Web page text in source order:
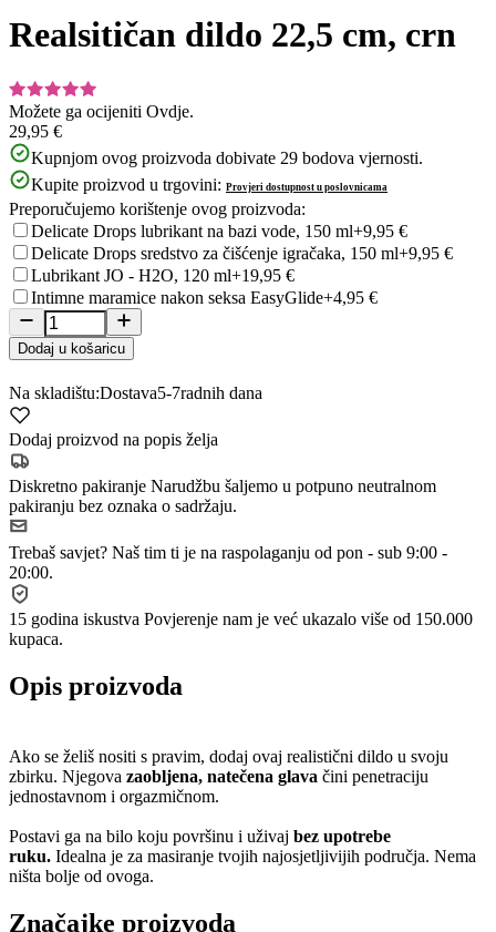
of
Realsitičan dildo 22,5 cm, crn
Možete ga ocijeniti Ovdje.
29,95 €
Kupnjom ovog proizvoda dobivate 29 bodova vjernosti.
Kupite proizvod u trgovini: Provjeri dostupnost u poslovnicama
Preporučujemo korištenje ovog proizvoda:
Delicate Drops lubrikant na bazi vode, 150 ml+9,95 €
Delicate Drops sredstvo za čišćenje igračaka, 150 ml+9,95 €
Lubrikant JO - H2O, 120 ml+19,95 €
Intimne maramice nakon seksa EasyGlide+4,95 €
Dodaj u košaricu
Na skladištu:Dostava5-7radnih dana
Dodaj proizvod na popis želja
Diskretno pakiranje Narudžbu šaljemo u potpuno neutralnom
pakiranju bez oznaka o sadržaju.
Trebaš savjet? Naš tim ti je na raspolaganju od pon - sub 9:00 -
20:00.
15 godina iskustva Povjerenje nam je već ukazalo više od 150.000
kupaca.
Opis proizvoda
Ako se želiš nositi s pravim, dodaj ovaj realistični dildo u svoju
zbirku. Njegova zaobljena, natečena glava čini penetraciju
jednostavnom i orgazmičnom.
Postavi ga na bilo koju površinu i uživaj bez upotrebe
ruku. Idealna je za masiranje tvojih najosjetljivijih područja. Nema
ništa bolje od ovoga.
Značajke proizvoda